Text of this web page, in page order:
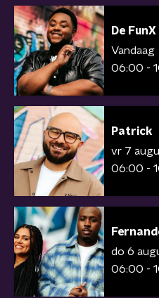
De
Vandaag
06:00 -
Patrick
vr 7
06:00 -
do 6
06:00 -